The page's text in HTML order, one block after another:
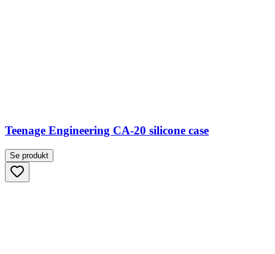
Teenage Engineering CA-20 silicone case
Se produkt